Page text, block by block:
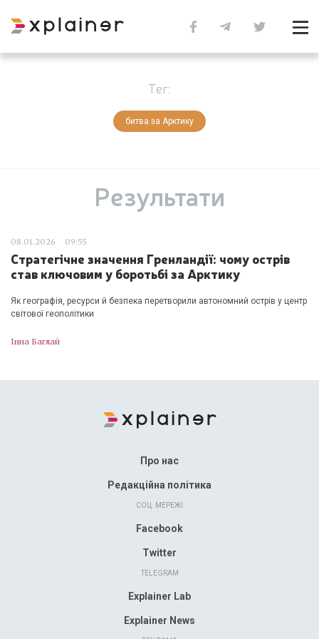
Тег:
битва за Арктику
Результати
08.01.2026 09:55
Стратегічне значення Гренландії: чому острів
став ключовим у боротьбі за Арктику
Як географія, ресурси й безпека перетворили автономний острів у центр
світової геополітики
Інна Баглай
Про нас
Редакційна політика
СОЦ. МЕРЕЖІ
Facebook
Twitter
TELEGRAM
Explainer Lab
Explainer News